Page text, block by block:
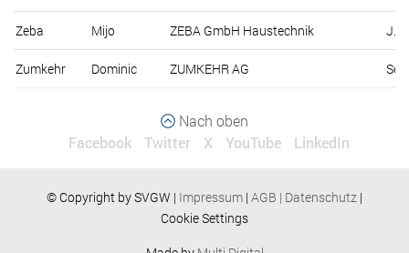
Zeba Mijo ZEBA GmbH Haustechnik J.
Zumkehr Dominic ZUMKEHR AG
Nach oben
Facebook
Twitter X YouTube LinkedIn
© Copyright by SVGW | Impressum | AGB | Datenschutz |
Cookie Settings